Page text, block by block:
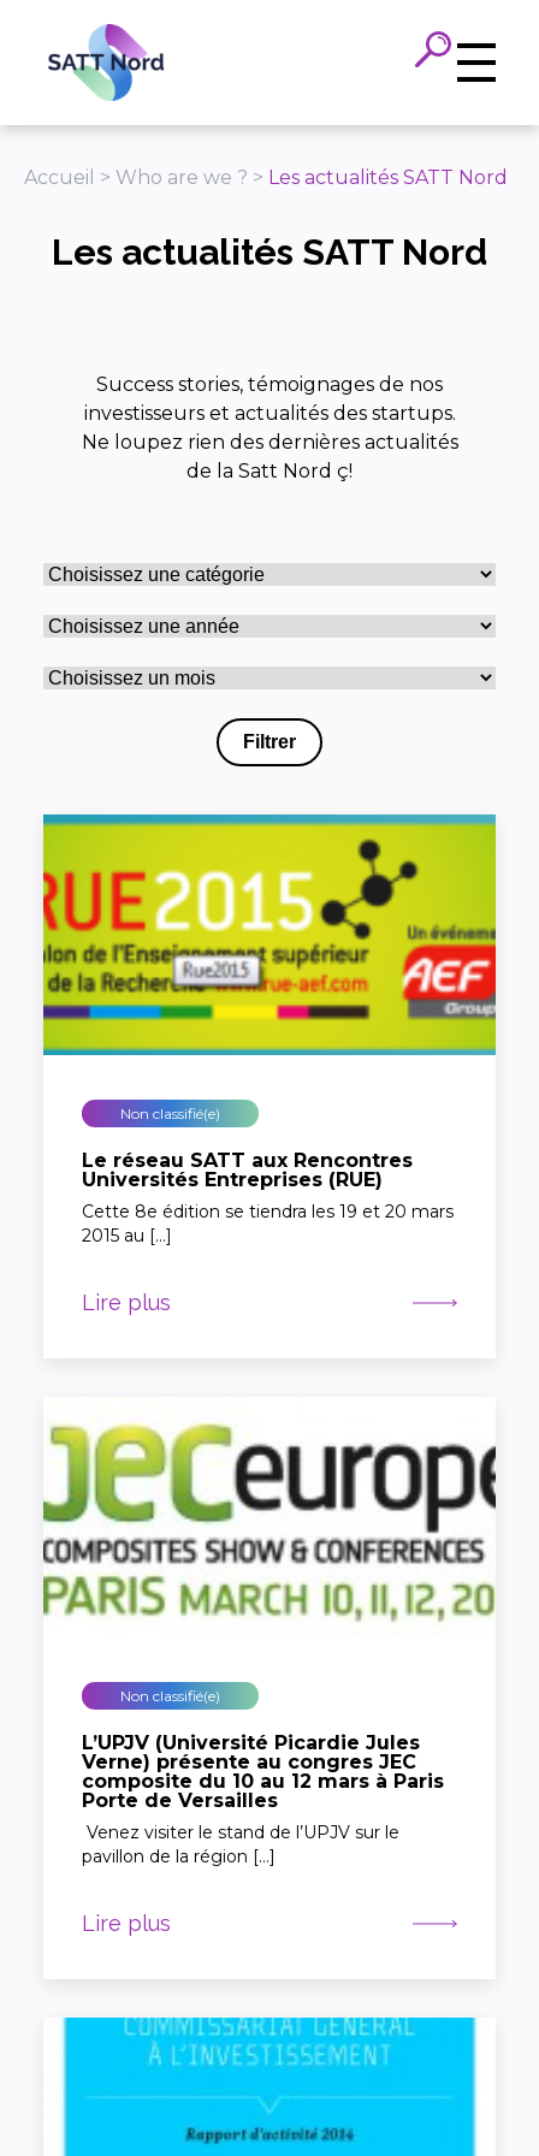
Accueil > Who are we ? > Les actualités SATT Nord
Les actualités SATT Nord
Success stories, témoignages de nos
investisseurs et actualités des startups.
Ne loupez rien des dernières actualités
de la Satt Nord ç!
Filtrer
Non classifié(e)
Le réseau SATT aux Rencontres
Universités Entreprises (RUE)
Cette 8e édition se tiendra les 19 et 20 mars
2015 au […]
Lire plus
Non classifié(e)
L’UPJV (Université Picardie Jules
Verne) présente au congres JEC
composite du 10 au 12 mars à Paris
Porte de Versailles
Venez visiter le stand de l’UPJV sur le
pavillon de la région […]
Lire plus